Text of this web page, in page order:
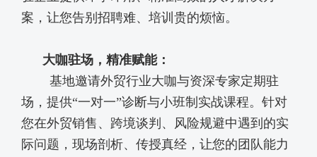
案，让您告别招聘难、培训贵的烦恼。
大咖驻场，精准赋能：
基地邀请外贸行业大咖与资深专家定期驻
场，提供“一对一”诊断与小班制实战课程。针对
您在外贸销售、跨境谈判、风险规避中遇到的实
际问题，现场剖析、传授真经，让您的团队能力